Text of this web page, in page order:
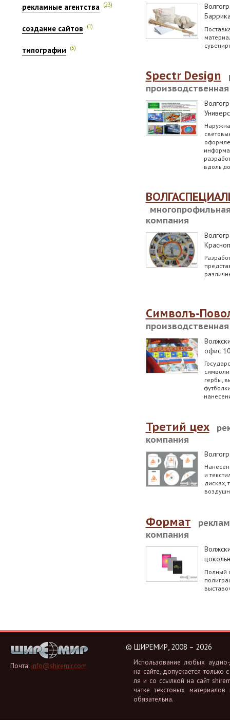
рекламные агентства (23)
создание сайтов (1)
типографии (5)
Spectr Design
вдоль
компания
Символъ-
офис
гербы,
Третий цех
компания
и
дисках,
Формат
компания
Полный
Почта: info@shiremir.com
© ШИРЕМИР, 2008 – 2026
Ис­поль­зо­ва­ние любых
на сайте, до­пус­ка­ет­ся
ля и со ссыл­кой на сайт
чат­ке тек­сто­вых
обя­за­тель­на.